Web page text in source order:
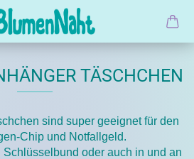
TÄSCHCHEN
sind super geeignet für den
Chip und Notfallgeld.
Schlüsselbund oder auch in und an